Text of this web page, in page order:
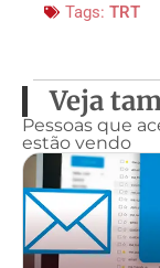
Tags: TRT
Veja
Pessoas que
estão vendo